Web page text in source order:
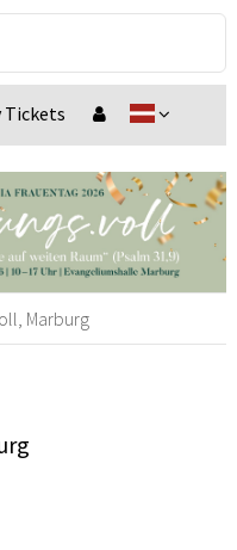
Tickets
Marburg